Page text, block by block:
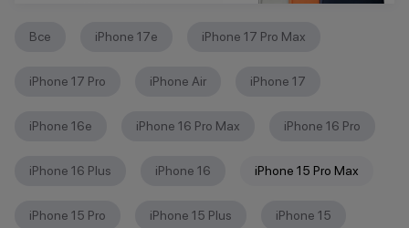
Все iPhone 17e iPhone 17 Pro Max
iPhone 17 Pro iPhone Air iPhone 17
iPhone 16е iPhone 16 Pro Max iPhone 16 Pro
iPhone 16 Plus iPhone 16 iPhone 15 Pro Max
iPhone 15 Pro iPhone 15 Plus iPhone 15